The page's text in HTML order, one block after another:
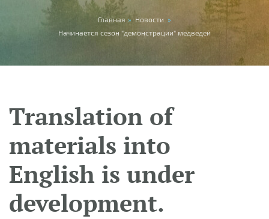
You are here
Главная » Новости »
Начинается сезон "демонстрации" медведей
Translation of
materials into
English is under
development.